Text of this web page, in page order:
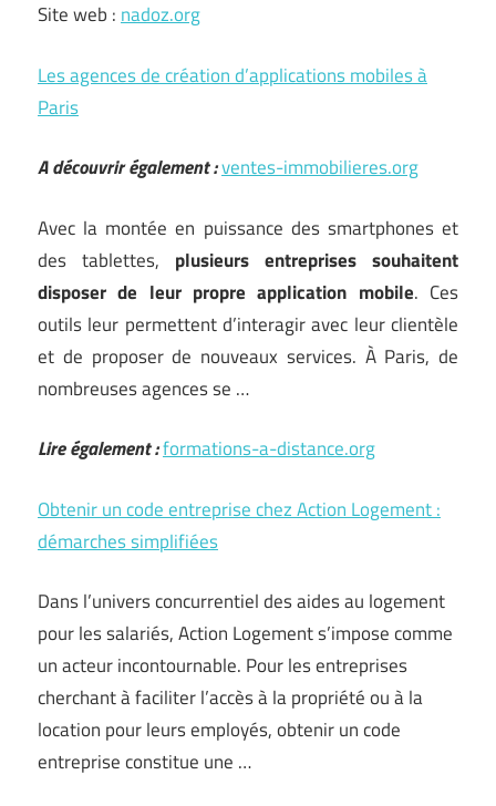
Site web : nadoz.org
Les agences de création d’applications mobiles à
Paris
A découvrir également :ventes-immobilieres.org
Avec la montée en puissance des smartphones et
des tablettes, plusieurs entreprises souhaitent
disposer de leur propre application mobile. Ces
outils leur permettent d’interagir avec leur clientèle
et de proposer de nouveaux services. À Paris, de
nombreuses agences se …
Lire également :formations-a-distance.org
Obtenir un code entreprise chez Action Logement :
démarches simplifiées
Dans l’univers concurrentiel des aides au logement
pour les salariés, Action Logement s’impose comme
un acteur incontournable. Pour les entreprises
cherchant à faciliter l’accès à la propriété ou à la
location pour leurs employés, obtenir un code
entreprise constitue une …